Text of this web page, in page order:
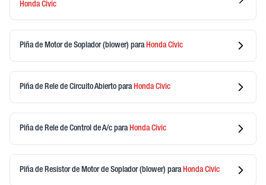
HondaCivic
Piña de Motor de Soplador (blower) para HondaCivic
Piña de Rele de Circuito Abierto para HondaCivic
Piña de Rele de Control de A/c para HondaCivic
Piña de Resistor de Motor de Soplador (blower) para HondaCivic